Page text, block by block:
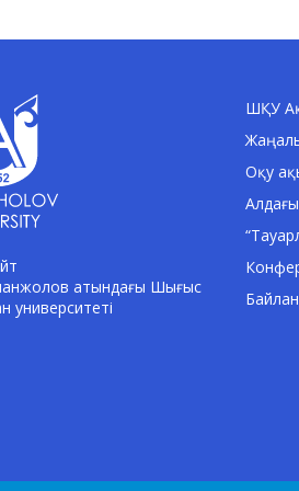
атындағы Шығыс
университеті
ШҚУ
Оқу